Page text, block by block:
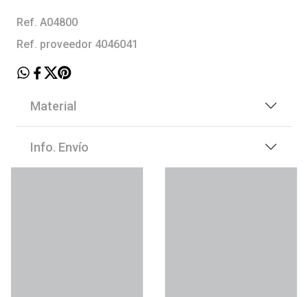
Ref. A04800
Ref. proveedor 4046041
Material
Info. Envío